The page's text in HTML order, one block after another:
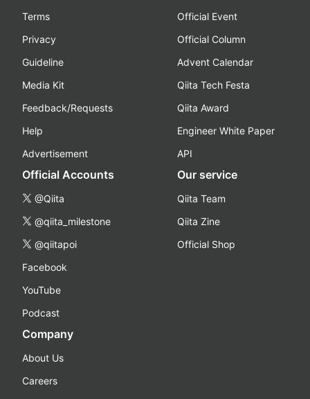
Terms
Privacy
Guideline
Media Kit
Feedback/Requests
Help
Advertisement
Official Event
Official Column
Advent Calendar
Qiita Tech Festa
Qiita Award
Engineer White Paper
API
Official Accounts
@Qiita
@qiita_milestone
@qiitapoi
Facebook
YouTube
Podcast
Our service
Qiita Team
Qiita Zine
Official Shop
Company
About Us
Careers